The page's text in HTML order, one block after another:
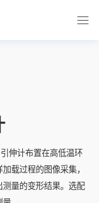
伸计布置在高低温环
载过程的图像采集，
量的变形结果。选配